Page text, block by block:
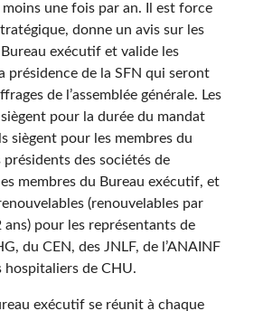
une fois par an. Il est force
donne un avis sur les
exécutif et valide les
présidence de la SFN qui seront
de l’assemblée générale. Les
pour la durée du mandat
siègent pour les membres du
présidents des sociétés de
membres du Bureau exécutif, et
(renouvelables par
pour les représentants de
du CEN, des JNLF, de l’ANAINF
hospitaliers de CHU.
exécutif se réunit à chaque